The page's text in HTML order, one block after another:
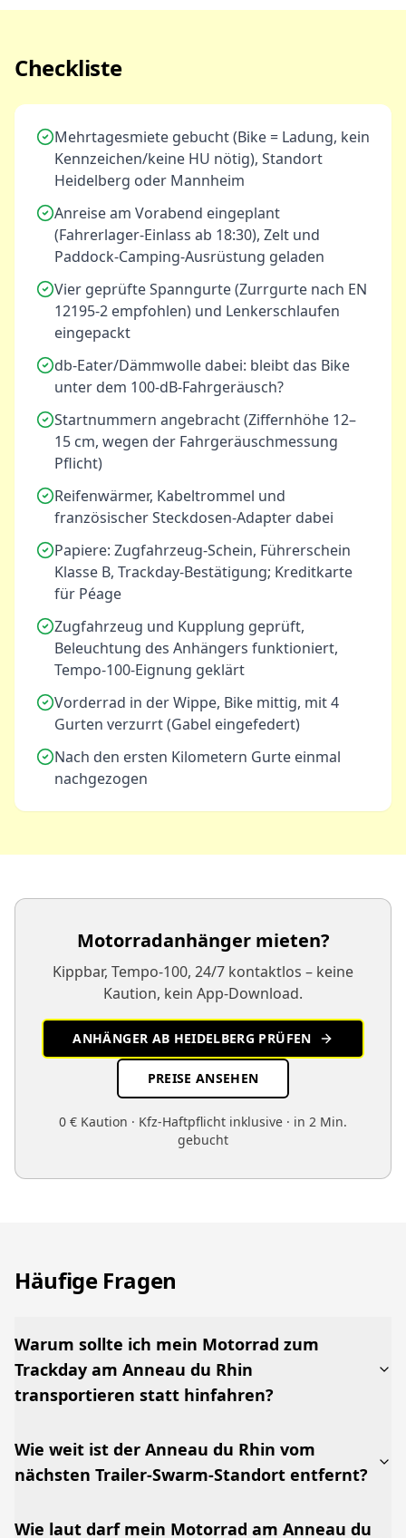
Checkliste
Mehrtagesmiete gebucht (Bike = Ladung, kein
Kennzeichen/keine HU nötig), Standort
Heidelberg oder Mannheim
Anreise am Vorabend eingeplant
(Fahrerlager-Einlass ab 18:30), Zelt und
Paddock-Camping-Ausrüstung geladen
Vier geprüfte Spanngurte (Zurrgurte nach EN
12195-2 empfohlen) und Lenkerschlaufen
eingepackt
db-Eater/Dämmwolle dabei: bleibt das Bike
unter dem 100-dB-Fahrgeräusch?
Startnummern angebracht (Ziffernhöhe 12–
15 cm, wegen der Fahrgeräuschmessung
Pflicht)
Reifenwärmer, Kabeltrommel und
französischer Steckdosen-Adapter dabei
Papiere: Zugfahrzeug-Schein, Führerschein
Klasse B, Trackday-Bestätigung; Kreditkarte
für Péage
Zugfahrzeug und Kupplung geprüft,
Beleuchtung des Anhängers funktioniert,
Tempo-100-Eignung geklärt
Vorderrad in der Wippe, Bike mittig, mit 4
Gurten verzurrt (Gabel eingefedert)
Nach den ersten Kilometern Gurte einmal
nachgezogen
Motorradanhänger mieten?
Kippbar, Tempo-100, 24/7 kontaktlos – keine
Kaution, kein App-Download.
ANHÄNGER AB HEIDELBERG PRÜFEN
PREISE ANSEHEN
0 € Kaution · Kfz-Haftpflicht inklusive · in 2 Min.
gebucht
Häufige Fragen
Warum sollte ich mein Motorrad zum
Trackday am Anneau du Rhin
transportieren statt hinfahren?
Wie weit ist der Anneau du Rhin vom
nächsten Trailer-Swarm-Standort entfernt?
Wie laut darf mein Motorrad am Anneau du